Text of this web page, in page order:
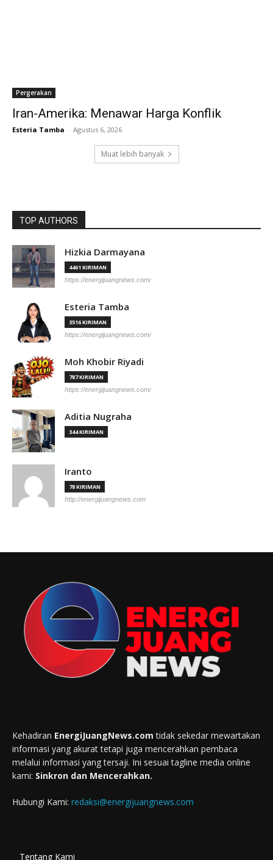
Pergerakan
Iran-Amerika: Menawar Harga Konflik
Esteria Tamba - Agustus 6, 2026
Muat lebih banyak
TOP AUTHORS
Hizkia Darmayana
4461 KIRIMAN
https://energijuangnews.com/
Esteria Tamba
3516 KIRIMAN
https://energijuangnews.com/
Moh Khobir Riyadi
787 KIRIMAN
https://energijuangnews.com/
Aditia Nugraha
344 KIRIMAN
Iranto
78 KIRIMAN
http://energijuangnews.com
Kehadiran EnergiJuangNews.com tidak sekedar mewartakan
informasi yang akurat tetapi juga mencerahkan pembaca
melalui informasi yang tersaji. Ini sesuai tagline media online
kami: Sinkron dan Mencerahkan.
Hubungi Kami: redaksi@energijuangnews.com
Tentang Kami